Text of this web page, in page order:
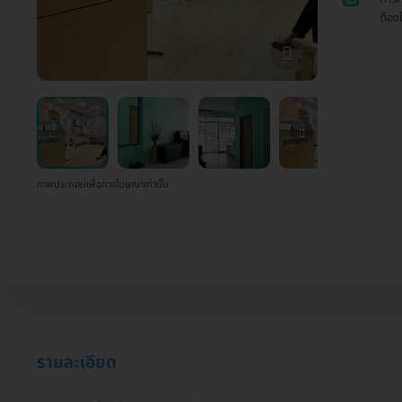
ภาพประกอบเพื่อการโฆษณาเท่านั้น
ต้อง
รายละเอียด